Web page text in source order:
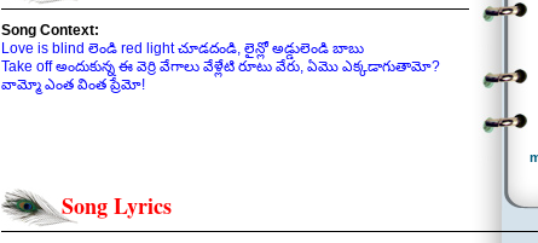
Song Context:
Love is blind లెండి red light చూడదండి, లైన్లో అడ్డులెండి బాబు
Take off అందుకున్న ఈ వెర్రి వేగాలు వేళ్లేటి రూటు వేరు, ఏమొ ఎక్కడాగుతామో?
వామ్మో ఎంత వింత ప్రేమో!
Song Lyrics